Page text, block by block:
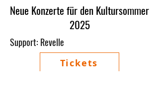
Neue Konzerte für den Kultursommer
2025
Support: Revelle
Tickets